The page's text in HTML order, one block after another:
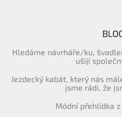
Hledáme návrháře/ku,
ušijí
Jezdecký kabát, který nás
jsme rádi, že
Módní přehlídka